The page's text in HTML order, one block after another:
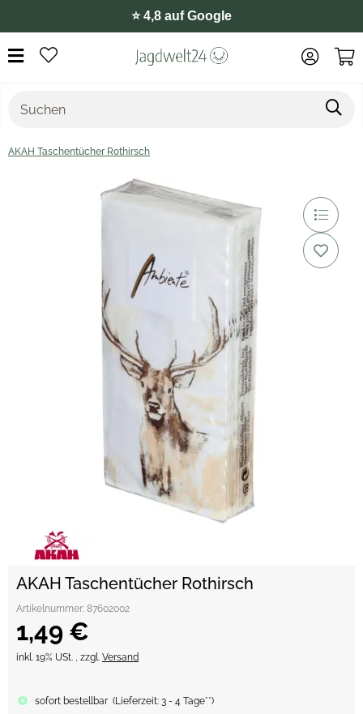
⭐️ 4,8 auf Google
AKAH Taschentücher Rothirsch
AKAH Taschentücher Rothirsch
Artikelnummer: 87602002
1,49 €
inkl. 19% USt. , zzgl. Versand
sofort bestellbar (Lieferzeit: 3 - 4 Tage**)